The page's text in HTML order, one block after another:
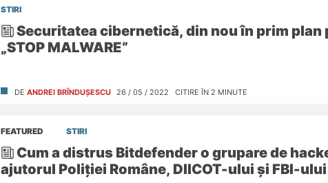
STIRI
Securitatea cibernetică, din nou în prim plan
„STOP MALWARE”
DE ANDREI BRÎNDUȘESCU 26 / 05 / 2022 CITIRE ÎN 2 MINUTE
FEATURED STIRI
Cum a distrus Bitdefender o grupare de
ajutorul Poliției Române, DIICOT-ului și FBI-ului